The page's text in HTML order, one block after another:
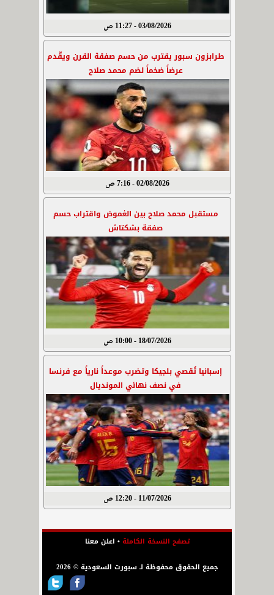
03/08/2026 - 11:27 ص
طرابزون سبور يقترب من حسم صفقة القرن ويقّدم
عرضاً ضخماً لضم محمد صلاح
02/08/2026 - 7:16 ص
مستقبل محمد صلاح بين الغموض واقتراب حسم
صفقة بشكتاش
18/07/2026 - 10:00 ص
إسبانيا تُقصي بلجيكا وتضرب موعداً نارياً مع فرنسا
في نصف نهائي المونديال
11/07/2026 - 12:20 ص
تصفح النسخة الكاملة• اعلن معنا
جميع الحقوق محفوظة لـ سبورت السعودية © 2026